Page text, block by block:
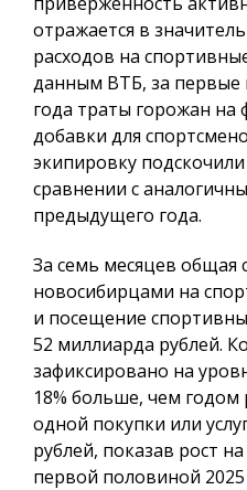
отражается в
расходов на
данным ВТБ, за первые
года траты горожан
добавки для
экипировку
сравнении с
предыдущего года.
За семь месяцев общая
новосибирцами на
и посещение
52 миллиарда рублей.
зафиксировано на
18% больше, чем годом
одной покупки или
рублей, показав рост
первой половиной 2025